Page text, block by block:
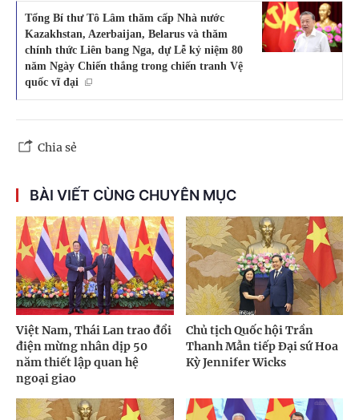
Tổng Bí thư Tô Lâm thăm cấp Nhà nước
Kazakhstan, Azerbaijan, Belarus và thăm
chính thức Liên bang Nga, dự Lễ kỷ niệm 80
năm Ngày Chiến thắng trong chiến tranh Vệ
quốc vĩ đại
Chia sẻ
BÀI VIẾT CÙNG CHUYÊN MỤC
Việt Nam, Thái Lan trao đổi
điện mừng nhân dịp 50
năm thiết lập quan hệ
ngoại giao
Chủ tịch Quốc hội Trần
Thanh Mẫn tiếp Đại sứ Hoa
Kỳ Jennifer Wicks